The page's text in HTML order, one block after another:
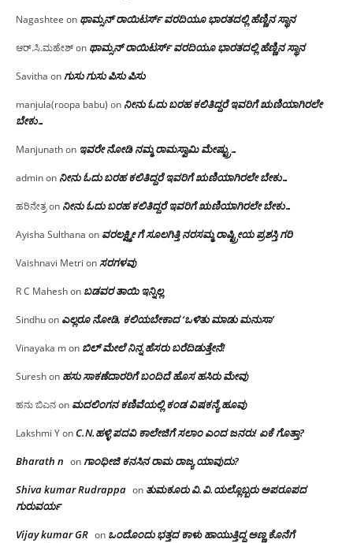
Nagashtee on ಥಾಮ್ಸನ್ ರಾಯಿಟರ್ಸ್ ವರದಿಯೂ ಭಾರತದಲ್ಲಿ ಹೆಣ್ಣಿನ ಸ್ಥಾನ‌
ಆರ್.ಸಿ.ಮಹೇಶ್on ಥಾಮ್ಸನ್ ರಾಯಿಟರ್ಸ್ ವರದಿಯೂ ಭಾರತದಲ್ಲಿ ಹೆಣ್ಣಿನ ಸ್ಥಾನ‌
Savitha onಗುಸು ಗುಸು ಪಿಸು ಪಿಸು
manjula(roopa babu) on ನೀನು ಓದು ಬರಹ ಕಲಿತಿದ್ದರೆ ಇವರಿಗೆ ಋಣಿಯಾಗಿರಲೇ
ಬೇಕು…
Manjunathon ಇವರೇ‌ ನೋಡಿ‌ ನಮ್ಮ‌ ರಾಮಸ್ವಾಮಿ ಮೇಷ್ಟ್ರು…
adminon ನೀನು ಓದು ಬರಹ ಕಲಿತಿದ್ದರೆ ಇವರಿಗೆ ಋಣಿಯಾಗಿರಲೇ ಬೇಕು…
ಹರಿನೇತ್ರon ನೀನು ಓದು ಬರಹ ಕಲಿತಿದ್ದರೆ ಇವರಿಗೆ ಋಣಿಯಾಗಿರಲೇ ಬೇಕು…
Ayisha Sulthana on ವರಲಕ್ಷ್ಮೀ ಗೆ ಸೂಲಗಿತ್ತಿ ನರಸಮ್ಮ‌ ರಾಷ್ಟ್ರೀಯ ಪ್ರಶಸ್ತಿ ಗರಿ
Vaishnavi Metri onಸರಗಳವು
R C Maheshon ಬಡವರ ತಾಯಿ ಇನ್ನಿಲ್ಲ
Sindhuon ಎಲ್ಲರೂ ನೋಡಿ, ಕಲಿಯಬೇಕಾದ ‘ಒಳಿತು ಮಾಡು ಮನುಸಾ’
Vinayaka mon ಬಿಲ್ ಮೇಲೆ ನಿನ್ನ ಹೆಸರು ಬರೆದಿಡುತ್ತೇನೆ!
Sureshon ಹಸು ಸಾಕಣೆದಾರರಿಗೆ ಬಂದಿದೆ ಹೊಸ ಹಸಿರು ಮೇವು
ಹನು ಬಿಎನon ಮದಲಿಂಗನ ಕಣಿವೆಯಲ್ಲಿ ಕಂಡ ವಿಷಕನ್ಯೆ ಹೂವು
Lakshmi YonC.N.ಹಳ್ಳಿ ಪದವಿ ಕಾಲೇಜಿಗೆ ಸಲಾಂ‌ ಎಂದ ಜನರು! ಏಕೆ ಗೊತ್ತಾ?
Bharath n onಗಾಂಧೀಜಿ ಕನಸಿನ ರಾಮ ರಾಜ್ಯ ಯಾವುದು?
Shiva kumar Rudrappa on ತುಮಕೂರು‌ ವಿ.ವಿ.ಯಲ್ಲೊಬ್ಬರು ಅಪರೂಪದ
ಗುರುವರ್ಯ
Vijay kumar GR on ಒಂದೊಂದು ಭತ್ತದ ಕಾಳು ಹಾಯುತ್ತಿದ್ದ ಅಣ್ಣ ಕೊನೆಗೆ